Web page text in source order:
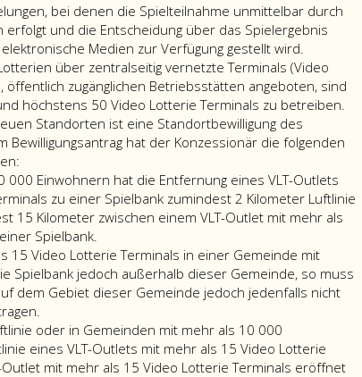
bei denen die Spielteilnahme unmittelbar durch
und die Entscheidung über das Spielergebnis
Medien zur Verfügung gestellt wird.
über zentralseitig vernetzte Terminals (Video
öffentlich zugänglichen Betriebsstätten angeboten, sind
höchstens 50 Video Lotterie Terminals zu betreiben.
Standorten ist eine Standortbewilligung des
Bewilligungsantrag hat der Konzessionär die folgenden
000 Einwohnern hat die Entfernung eines VLT-Outlets
zu einer Spielbank zumindest 2 Kilometer Luftlinie
15 Kilometer zwischen einem VLT-Outlet mit mehr als
Spielbank.
15 Video Lotterie Terminals in einer Gemeinde mit
Spielbank jedoch außerhalb dieser Gemeinde, so muss
dem Gebiet dieser Gemeinde jedoch jedenfalls nicht
oder in Gemeinden mit mehr als 10 000
eines VLT-Outlets mit mehr als 15 Video Lotterie
mit mehr als 15 Video Lotterie Terminals eröffnet